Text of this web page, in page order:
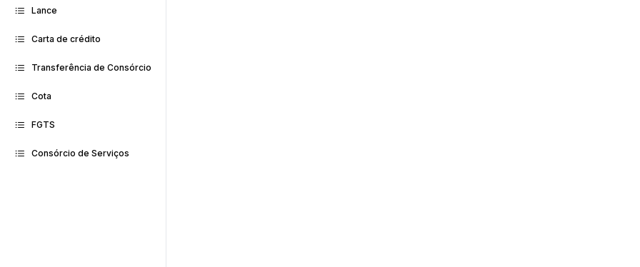
Lance
Carta de crédito
Transferência de Consórcio
Cota
FGTS
Consórcio de Serviços